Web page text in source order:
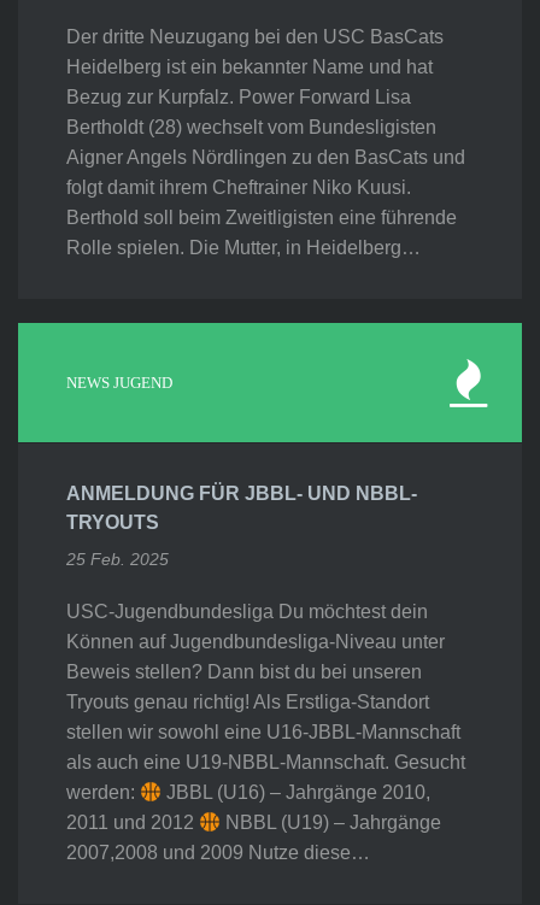
Der dritte Neuzugang bei den USC BasCats
Heidelberg ist ein bekannter Name und hat
Bezug zur Kurpfalz. Power Forward Lisa
Bertholdt (28) wechselt vom Bundesligisten
Aigner Angels Nördlingen zu den BasCats und
folgt damit ihrem Cheftrainer Niko Kuusi.
Berthold soll beim Zweitligisten eine führende
Rolle spielen. Die Mutter, in Heidelberg…
NEWS JUGEND
ANMELDUNG FÜR JBBL- UND NBBL-
TRYOUTS
25 Feb. 2025
USC-Jugendbundesliga Du möchtest dein
Können auf Jugendbundesliga-Niveau unter
Beweis stellen? Dann bist du bei unseren
Tryouts genau richtig! Als Erstliga-Standort
stellen wir sowohl eine U16-JBBL-Mannschaft
als auch eine U19-NBBL-Mannschaft. Gesucht
werden:
JBBL (U16) – Jahrgänge 2010,
2011 und 2012
NBBL (U19) – Jahrgänge
2007,2008 und 2009 Nutze diese…